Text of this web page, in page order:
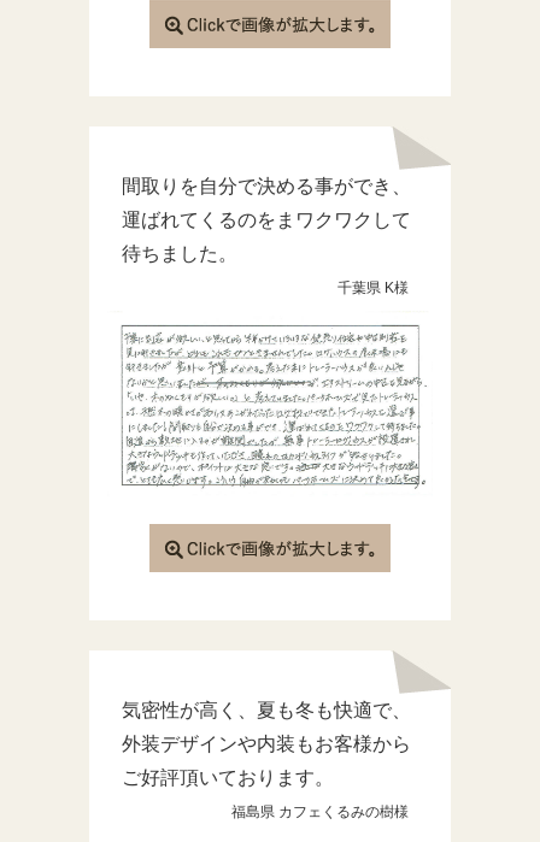
間取りを自分で決める事ができ、
運ばれてくるのをまワクワクして
待ちました。
千葉県 K様
気密性が高く、夏も冬も快適で、
外装デザインや内装もお客様から
ご好評頂いております。
福島県 カフェくるみの樹様